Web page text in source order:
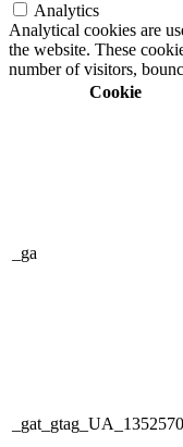
Analytics
Analytical cookies are
the website. These
number of visitors,
Cookie
_ga